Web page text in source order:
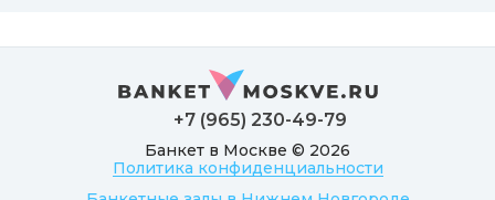
Банкет в Москве © 2026
Политика конфиденциальности
+7 (965) 230-49-79